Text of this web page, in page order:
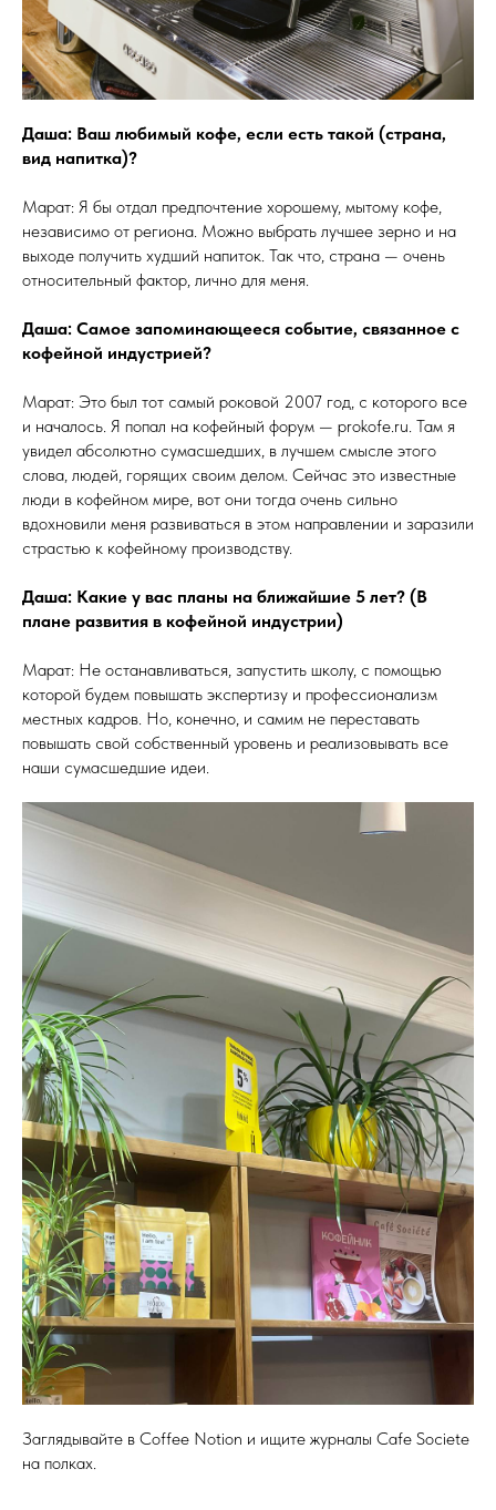
Даша: Ваш любимый кофе, если есть такой (страна,
вид напитка)?
Марат: Я бы отдал предпочтение хорошему, мытому кофе,
независимо от региона. Можно выбрать лучшее зерно и на
выходе получить худший напиток. Так что, страна — очень
относительный фактор, лично для меня.
Даша: Самое запоминающееся событие, связанное с
кофейной индустрией?
Марат: Это был тот самый роковой 2007 год, с которого все
и началось. Я попал на кофейный форум — prokofe.ru. Там я
увидел абсолютно сумасшедших, в лучшем смысле этого
слова, людей, горящих своим делом. Сейчас это известные
люди в кофейном мире, вот они тогда очень сильно
вдохновили меня развиваться в этом направлении и заразили
страстью к кофейному производству.
Даша: Какие у вас планы на ближайшие 5 лет? (В
плане развития в кофейной индустрии)
Марат: Не останавливаться, запустить школу, с помощью
которой будем повышать экспертизу и профессионализм
местных кадров. Но, конечно, и самим не переставать
повышать свой собственный уровень и реализовывать все
наши сумасшедшие идеи.
Заглядывайте в Coffee Notion и ищите журналы Cafe Societe
на полках.